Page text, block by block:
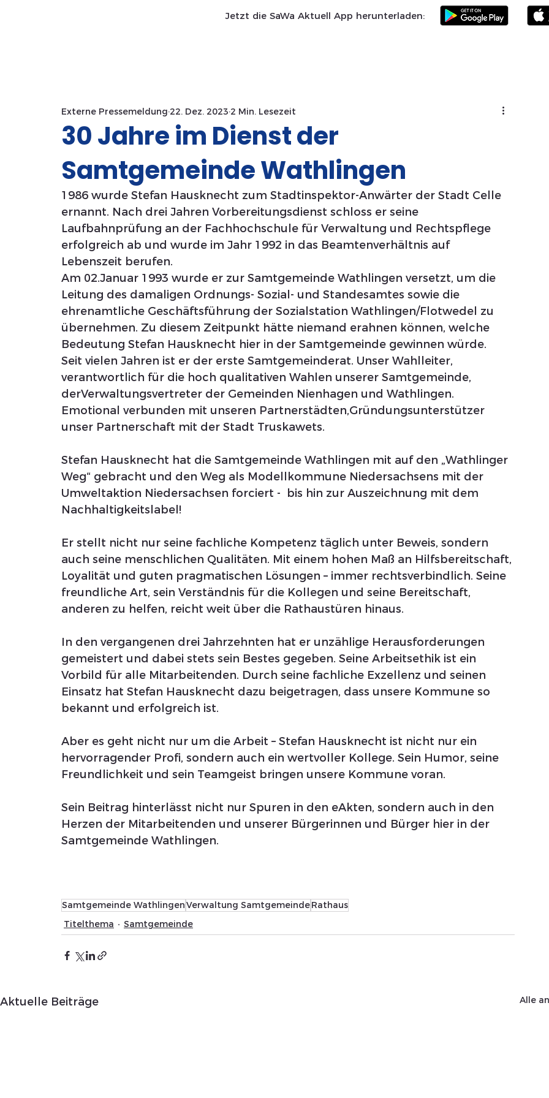
Jetzt die SaWa Aktuell App herunterladen:
30 Jahre im Dienst der
Samtgemeinde Wathlingen
Externe Pressemeldung 22. Dez. 2023 2 Min. Lesezeit
1986 wurde Stefan Hausknecht zum Stadtinspektor-Anwärter der Stadt Celle
ernannt. Nach drei Jahren Vorbereitungsdienst schloss er seine
Laufbahnprüfung an der Fachhochschule für Verwaltung und Rechtspflege
erfolgreich ab und wurde im Jahr 1992 in das Beamtenverhältnis auf
Lebenszeit berufen.
Am 02.Januar 1993 wurde er zur Samtgemeinde Wathlingen versetzt, um die
Leitung des damaligen Ordnungs- Sozial- und Standesamtes sowie die
ehrenamtliche Geschäftsführung der Sozialstation Wathlingen/Flotwedel zu
übernehmen. Zu diesem Zeitpunkt hätte niemand erahnen können, welche
Bedeutung Stefan Hausknecht hier in der Samtgemeinde gewinnen würde.
Seit vielen Jahren ist er der erste Samtgemeinderat. Unser Wahlleiter,
verantwortlich für die hoch qualitativen Wahlen unserer Samtgemeinde,
derVerwaltungsvertreter der Gemeinden Nienhagen und Wathlingen.
Emotional verbunden mit unseren Partnerstädten,Gründungsunterstützer
unser Partnerschaft mit der Stadt Truskawets.
Stefan Hausknecht hat die Samtgemeinde Wathlingen mit auf den „Wathlinger
Weg“ gebracht und den Weg als Modellkommune Niedersachsens mit der
Umweltaktion Niedersachsen forciert -  bis hin zur Auszeichnung mit dem
Nachhaltigkeitslabel!
Er stellt nicht nur seine fachliche Kompetenz täglich unter Beweis, sondern
auch seine menschlichen Qualitäten. Mit einem hohen Maß an Hilfsbereitschaft,
Loyalität und guten pragmatischen Lösungen – immer rechtsverbindlich. Seine
freundliche Art, sein Verständnis für die Kollegen und seine Bereitschaft,
anderen zu helfen, reicht weit über die Rathaustüren hinaus.
In den vergangenen drei Jahrzehnten hat er unzählige Herausforderungen
gemeistert und dabei stets sein Bestes gegeben. Seine Arbeitsethik ist ein
Vorbild für alle Mitarbeitenden. Durch seine fachliche Exzellenz und seinen
Einsatz hat Stefan Hausknecht dazu beigetragen, dass unsere Kommune so
bekannt und erfolgreich ist.
Aber es geht nicht nur um die Arbeit – Stefan Hausknecht ist nicht nur ein
hervorragender Profi, sondern auch ein wertvoller Kollege. Sein Humor, seine
Freundlichkeit und sein Teamgeist bringen unsere Kommune voran.
Sein Beitrag hinterlässt nicht nur Spuren in den eAkten, sondern auch in den
Herzen der Mitarbeitenden und unserer Bürgerinnen und Bürger hier in der
Samtgemeinde Wathlingen.
Samtgemeinde WathlingenVerwaltung SamtgemeindeRathaus
Titelthema
Samtgemeinde
Aktuelle Beiträge Alle